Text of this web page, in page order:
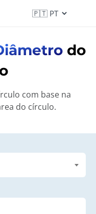
do
com base na
do círculo.